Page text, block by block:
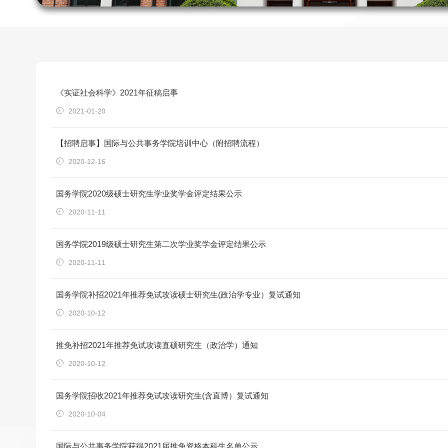
《实证社会科学》2021年征稿启事
2021-01-20
【招聘启事】国际与公共事务学院培训中心（附招聘流程）
2020-12-16
国务学院2020级硕士研究生学业奖学金评定结果公示
2020-11-11
国务学院2019级硕士研究生第二次学业奖学金评定结果公示
2020-11-11
国务学院补招2021年推荐免试攻读硕士研究生(政治学专业）复试通知
2020-10-12
推免补招2021年推荐免试攻读直硕研究生（政治学）通知
2020-10-12
国务学院招收2021年推荐免试攻读研究生(含直博）复试通知
2020-10-04